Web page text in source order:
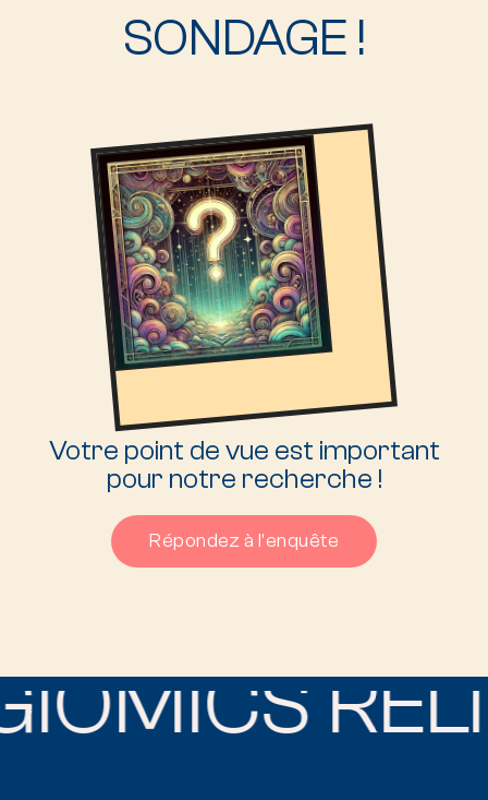
SONDAGE !
Votre point de vue est important
pour notre recherche !
Répondez à l'enquête